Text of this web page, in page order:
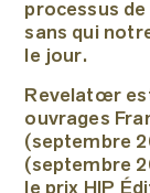
processus
sans qui
le jour.
Revelatœr
ouvrages
(septembre
(septembre